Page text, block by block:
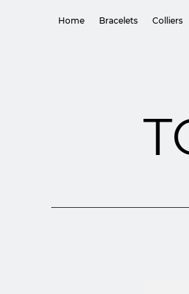
Home Bracelets Colliers